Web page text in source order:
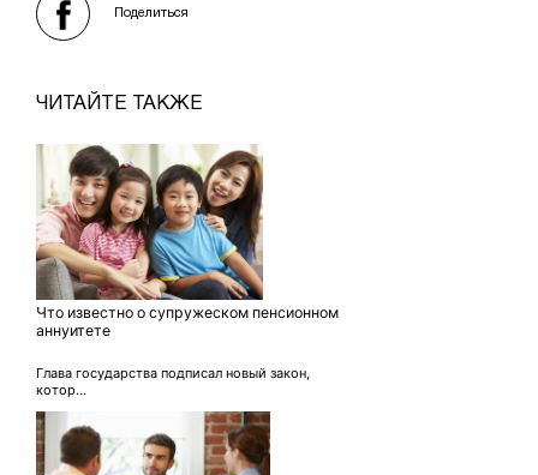
Поделиться
ЧИТАЙТЕ ТАКЖЕ
Что известно о супружеском пенсионном
аннуитете
Глава государства подписал новый закон,
котор...